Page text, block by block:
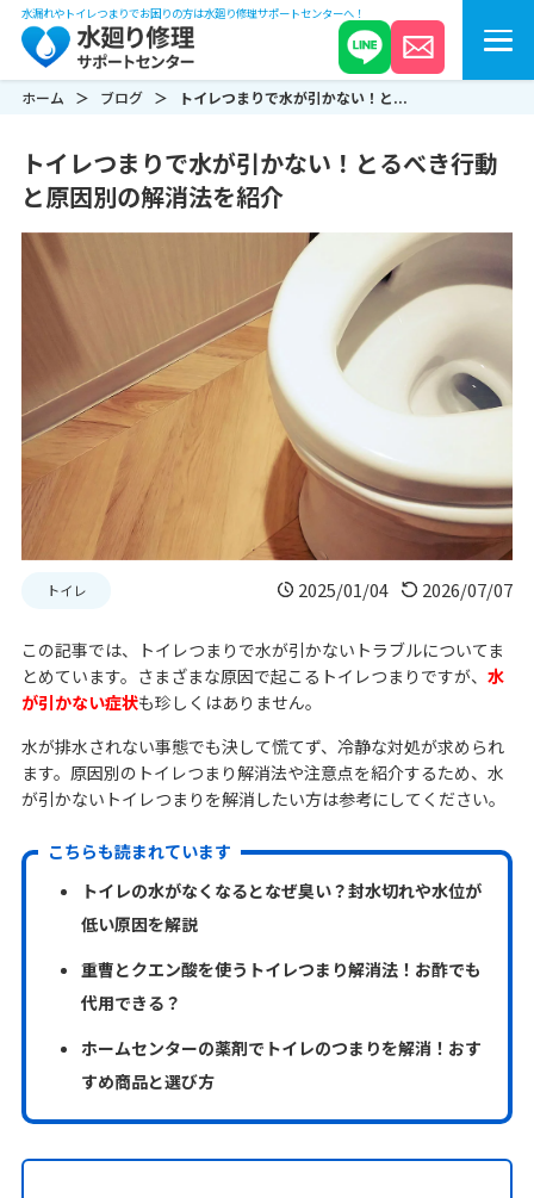
水漏れやトイレつまりでお困りの方は水廻り修理サポートセンターへ！
ホーム ブログ トイレつまりで水が引かない！と...
トイレつまりで水が引かない！とるべき行動
と原因別の解消法を紹介
トイレ 2025/01/04 2026/07/07
この記事では、トイレつまりで水が引かないトラブルについてま
とめています。さまざまな原因で起こるトイレつまりですが、 水
が引かない症状も珍しくはありません。
水が排水されない事態でも決して慌てず、冷静な対処が求められ
ます。原因別のトイレつまり解消法や注意点を紹介するため、水
が引かないトイレつまりを解消したい方は参考にしてください。
こちらも読まれています
トイレの水がなくなるとなぜ臭い？封水切れや水位が
低い原因を解説
重曹とクエン酸を使うトイレつまり解消法！お酢でも
代用できる？
ホームセンターの薬剤でトイレのつまりを解消！おす
すめ商品と選び方